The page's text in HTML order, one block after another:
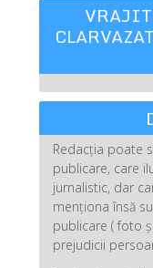
Redacția poate
publicare, care
jurnalistic, dar
menționa însă
publicare ( foto
prejudicii